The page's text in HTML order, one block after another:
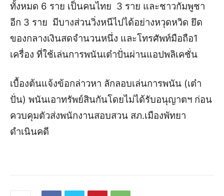
ทั้งหมด 6 ราย เป็นคนไทย 3 ราย และชาวกัมพูชา
อีก 3 ราย มีบางส่วนวิ่งหนีไปได้อย่างหวุดหวิด ยึด
ของกลางเงินสดจำนวนหนึ่ง และโทรศัพท์มือถือ1
เครื่อง ที่ใช้เล่นการพนันเต๋าปั่นผ่านแอปพลิเคชั่น
เบื้องต้นแจ้งข้อกล่าวหา ลักลอบเล่นการพนัน (เต๋า
ปั่น) พนันเอาทรัพย์สินกันโดยไม่ได้รับอนุญาตฯ ก่อน
ควบคุมตัวส่งพนักงานสอบสวน สภ.เมืองพัทยา
ดำเนินคดี